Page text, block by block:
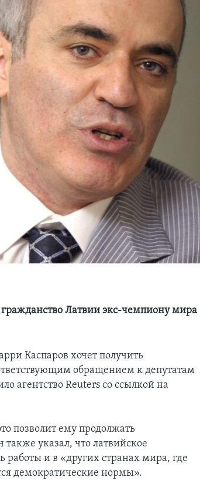
Латвии экс-чемпиону мира
Каспаров хочет получить
обращением к депутатам
агентство Reuters со ссылкой на
позволит ему продолжать
указал, что латвийское
работы и в «других странах мира, где
демократические нормы».